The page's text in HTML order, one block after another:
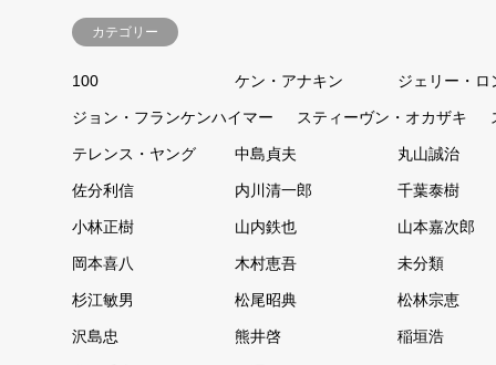
カテゴリー
100 ケン・アナキン ジェリー・ロ
ジョン・フランケンハイマー スティーヴン・オカザキ
テレンス・ヤング 中島貞夫 丸山誠治
佐分利信 内川清一郎 千葉泰樹
小林正樹 山内鉄也 山本嘉次郎
岡本喜八 木村恵吾 未分類
杉江敏男 松尾昭典 松林宗恵
沢島忠 熊井啓 稲垣浩